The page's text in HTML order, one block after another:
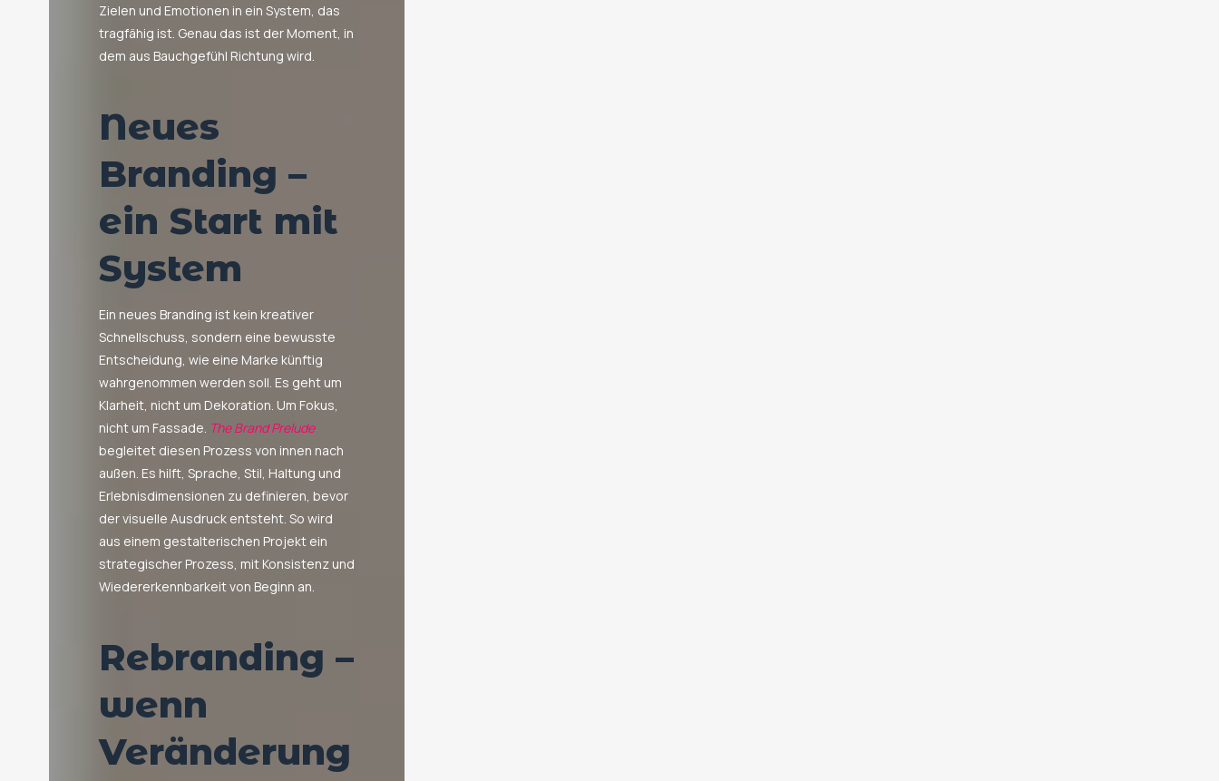
Zielen und Emotionen in ein System, das
tragfähig ist. Genau das ist der Moment, in
dem aus Bauchgefühl Richtung wird.
Neues
Branding –
ein Start mit
System
Ein neues Branding ist kein kreativer
Schnellschuss, sondern eine bewusste
Entscheidung, wie eine Marke künftig
wahrgenommen werden soll. Es geht um
Klarheit, nicht um Dekoration. Um Fokus,
nicht um Fassade. The Brand Prelude
begleitet diesen Prozess von innen nach
außen. Es hilft, Sprache, Stil, Haltung und
Erlebnisdimensionen zu definieren, bevor
der visuelle Ausdruck entsteht. So wird
aus einem gestalterischen Projekt ein
strategischer Prozess, mit Konsistenz und
Wiedererkennbarkeit von Beginn an.
Rebranding –
wenn
Veränderung